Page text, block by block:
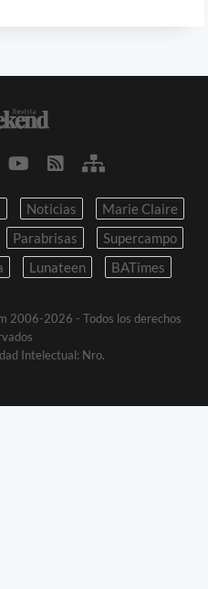
Noticias
Marie Claire
Parabrisas
Supercampo
Lunateen BATimes
2006-2026 - Todos los derechos
Intelectual: Nro.